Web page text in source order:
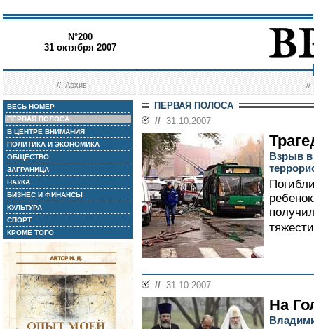
N°200
31 октября 2007
//Архив //
ВЕСЬ НОМЕР
ПЕРВАЯ ПОЛОСА
В ЦЕНТРЕ ВНИМАНИЯ
ПОЛИТИКА И ЭКОНОМИКА
ОБЩЕСТВО
ЗАГРАНИЦА
НАУКА
БИЗНЕС И ФИНАНСЫ
КУЛЬТУРА
СПОРТ
КРОМЕ ТОГО
ПЕРВАЯ ПОЛОСА
// 31.10.2007
Взрыв в
// 31.10.2007
На